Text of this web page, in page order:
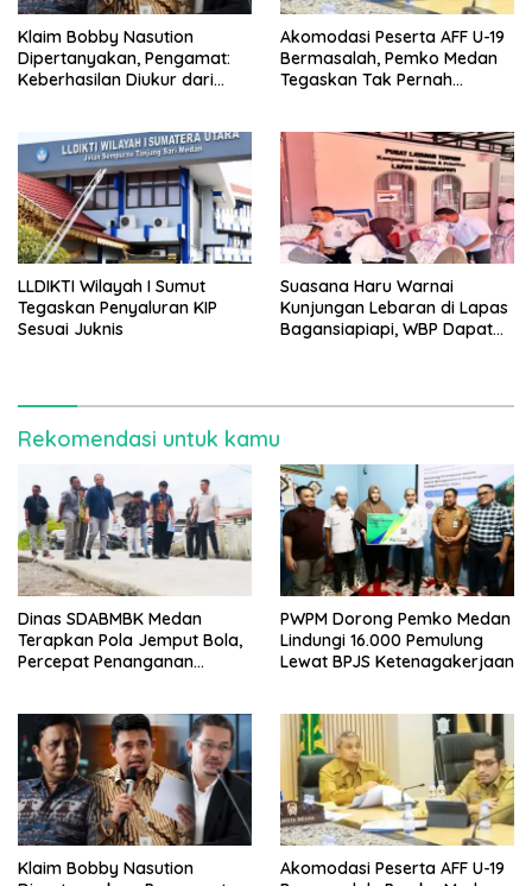
Klaim Bobby Nasution
Dipertanyakan, Pengamat:
Keberhasilan Diukur dari
Akomodasi Peserta AFF U-19
Bermasalah, Pemko Medan
Tegaskan Tak Pernah
LLDIKTI Wilayah I Sumut
Tegaskan Penyaluran KIP
Sesuai Juknis
Suasana Haru Warnai
Kunjungan Lebaran di Lapas
Bagansiapiapi, WBP Dapat
Rekomendasi untuk kamu
Dinas SDABMBK Medan
Terapkan Pola Jemput Bola,
Percepat Penanganan
PWPM Dorong Pemko Medan
Lindungi 16.000 Pemulung
Lewat BPJS Ketenagakerjaan
Klaim Bobby Nasution
Akomodasi Peserta AFF U-19